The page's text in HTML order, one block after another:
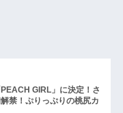
GIRL」に決定！さ
禁！ぷりっぷりの桃尻カ